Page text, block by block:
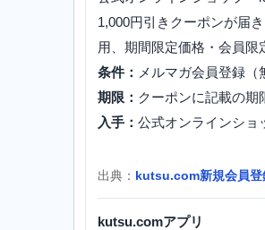
1,000円引きクーポンが届
用、期間限定価格・会員限
条件： メルマガ会員登録
期限： クーポンに記載の期
入手： 公式オンラインショ
出典： kutsu.com新規会員登
kutsu.comアプリ